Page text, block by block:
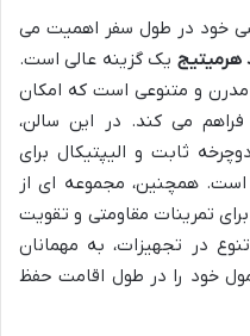
خود در طول سفر اهمیت می
هرمیتیج یک گزینه عالی است.
و متنوعی است که امکان
می کند. در این سالن،
ثابت و الیپتیکال برای
همچنین، مجموعه ای از
تمرینات مقاومتی و تقویت
در تجهیزات، به مهمانان
خود را در طول اقامت حفظ